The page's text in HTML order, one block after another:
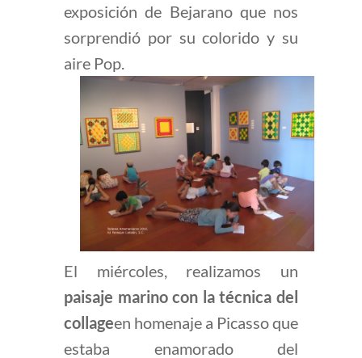
exposición de Bejarano que nos
sorprendió por su colorido y su
aire Pop.
El miércoles, realizamos un
paisaje marino con la técnica del
collageen homenaje a Picasso que
estaba enamorado del